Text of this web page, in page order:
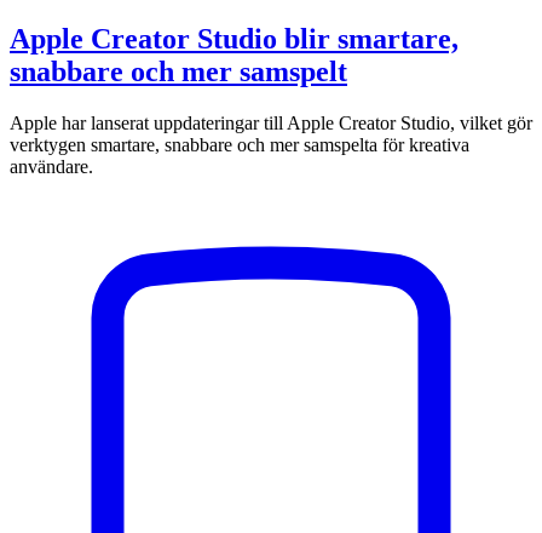
Apple Creator Studio blir smartare,
snabbare och mer samspelt
Apple har lanserat uppdateringar till Apple Creator Studio, vilket gör
verktygen smartare, snabbare och mer samspelta för kreativa
användare.